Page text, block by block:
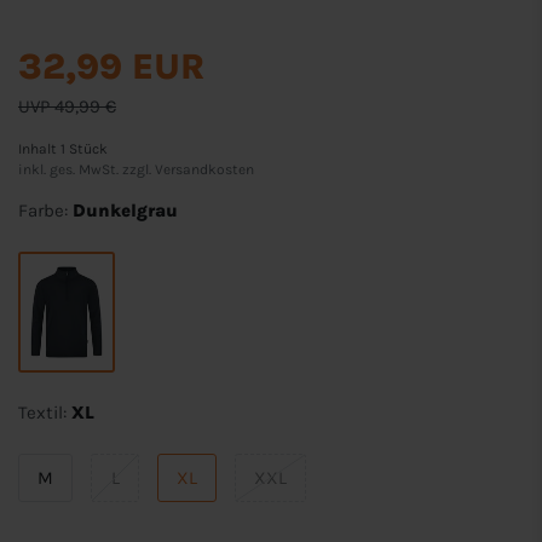
UVP 49,99 €
32,99 EUR
Inhalt 1 Stück
inkl. ges. MwSt. zzgl.
Versandkosten
Farbe: Dunkelgrau
Textil: XL
M XL XXL